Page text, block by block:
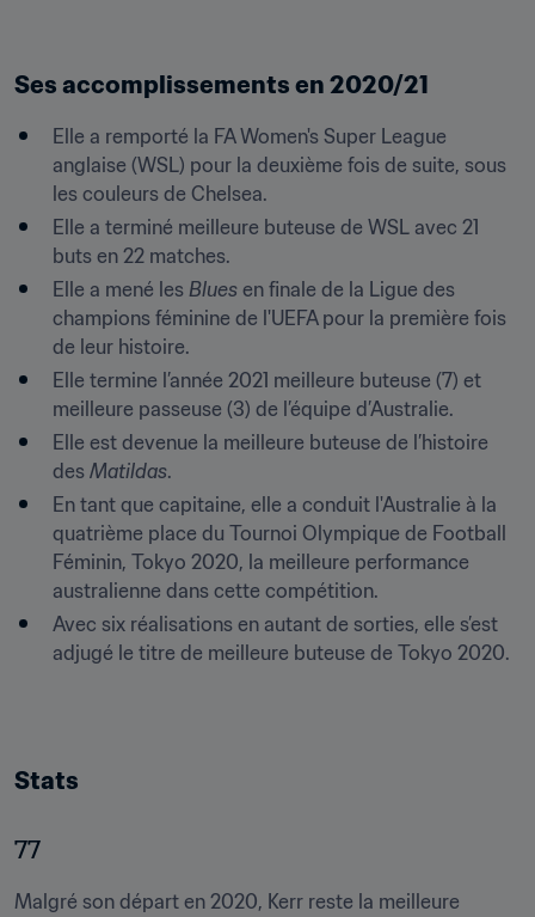
Ses accomplissements en 2020/21
Elle a remporté la FA Women's Super League
anglaise (WSL) pour la deuxième fois de suite, sous
les couleurs de Chelsea.
Elle a terminé meilleure buteuse de WSL avec 21
buts en 22 matches.
Elle a mené les Blues en finale de la Ligue des
champions féminine de l'UEFA pour la première fois
de leur histoire.
Elle termine l’année 2021 meilleure buteuse (7) et
meilleure passeuse (3) de l’équipe d’Australie.
Elle est devenue la meilleure buteuse de l’histoire
des Matildas.
En tant que capitaine, elle a conduit l'Australie à la
quatrième place du Tournoi Olympique de Football
Féminin, Tokyo 2020, la meilleure performance
australienne dans cette compétition.
Avec six réalisations en autant de sorties, elle s’est
Stats
77
Malgré son départ en 2020, Kerr reste la meilleure